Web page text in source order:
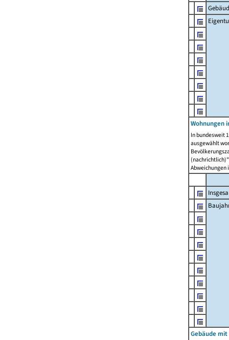
Wohnungen
In bundesweit
ausgewählt
Abweichungen
Gebäude mit